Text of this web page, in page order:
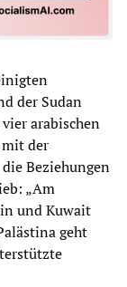
der Sudan
arabischen
mit der
Beziehungen
„Am
und Kuwait
geht